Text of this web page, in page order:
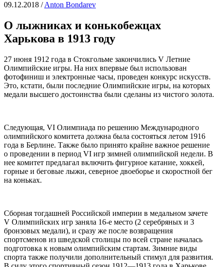
09.12.2018 /Anton Bondarev
О лыжниках и конькобежцах
Харькова в 1913 году
27 июня 1912 года в Стокгольме закончились V Летние
Олимпийские игры. На них впервые был использован
фотофиниш и электронные часы, проведен конкурс искусств.
Это, кстати, были последние Олимпийские игры, на которых
медали высшего достоинства были сделаны из чистого золота.
Следующая, VI Олимпиада по решению Международного
олимпийского комитета должна была состояться летом 1916
года в Берлине. Также было принято крайне важное решение
о проведении в период VI игр зимней олимпийской недели. В
нее комитет предлагал включить фигурное катание, хоккей,
горные и беговые лыжи, северное двоеборье и скоростной бег
на коньках.
Сборная тогдашней Российской империи в медальном зачете
V Олимпийских игр заняла 16-е место (2 серебряных и 3
бронзовых медали), и сразу же после возвращения
спортсменов из шведской столицы по всей стране началась
подготовка к новым олимпийским стартам. Зимние виды
спорта также получили дополнительный стимул для развития.